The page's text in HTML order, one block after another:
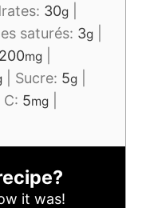
30g
saturés: 3g
200mg
Sucre: 5g
5mg
it was!